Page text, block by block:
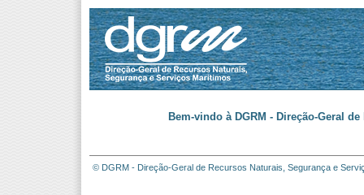
Bem-vindo à DGRM - Direção-Geral
© DGRM - Direção-Geral de Recursos Naturais, Segurança e